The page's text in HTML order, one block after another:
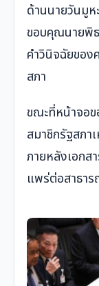
ด้านนายวันมูห
ขอบคุณนายพิธ
คำวินิจฉัยของ
สภา
ขณะที่หน้าจอ
สมาชิกรัฐสภา
ภายหลังเอกส
แพร่ต่อสาธา